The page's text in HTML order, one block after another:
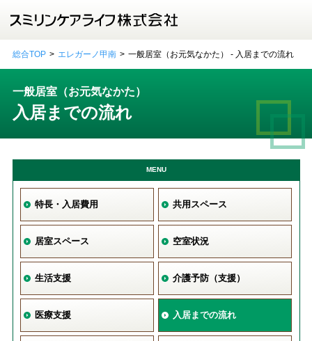
総合TOP エレガーノ甲南 一般居室（お元気なかた） - 入居までの流れ
一般居室（お元気なかた）
入居までの流れ
MENU
特長・入居費用 共用スペース
居室スペース 空室状況
生活支援 介護予防（支援）
医療支援 入居までの流れ